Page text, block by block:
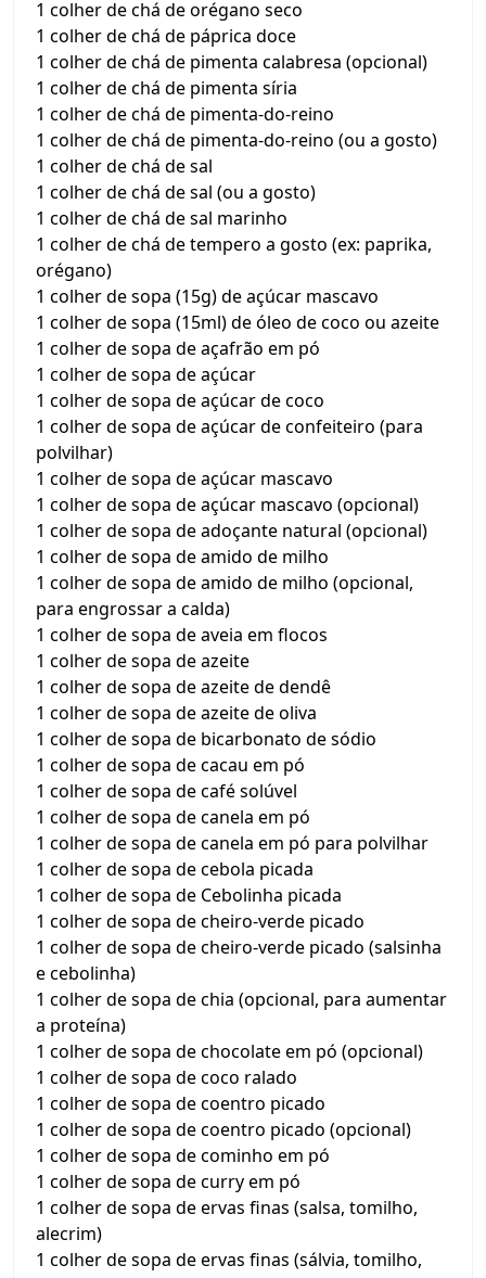
1 colher de chá de orégano seco
1 colher de chá de páprica doce
1 colher de chá de pimenta calabresa (opcional)
1 colher de chá de pimenta síria
1 colher de chá de pimenta-do-reino
1 colher de chá de pimenta-do-reino (ou a gosto)
1 colher de chá de sal
1 colher de chá de sal (ou a gosto)
1 colher de chá de sal marinho
1 colher de chá de tempero a gosto (ex: paprika,
orégano)
1 colher de sopa (15g) de açúcar mascavo
1 colher de sopa (15ml) de óleo de coco ou azeite
1 colher de sopa de açafrão em pó
1 colher de sopa de açúcar
1 colher de sopa de açúcar de coco
1 colher de sopa de açúcar de confeiteiro (para
polvilhar)
1 colher de sopa de açúcar mascavo
1 colher de sopa de açúcar mascavo (opcional)
1 colher de sopa de adoçante natural (opcional)
1 colher de sopa de amido de milho
1 colher de sopa de amido de milho (opcional,
para engrossar a calda)
1 colher de sopa de aveia em flocos
1 colher de sopa de azeite
1 colher de sopa de azeite de dendê
1 colher de sopa de azeite de oliva
1 colher de sopa de bicarbonato de sódio
1 colher de sopa de cacau em pó
1 colher de sopa de café solúvel
1 colher de sopa de canela em pó
1 colher de sopa de canela em pó para polvilhar
1 colher de sopa de cebola picada
1 colher de sopa de Cebolinha picada
1 colher de sopa de cheiro-verde picado
1 colher de sopa de cheiro-verde picado (salsinha
e cebolinha)
1 colher de sopa de chia (opcional, para aumentar
a proteína)
1 colher de sopa de chocolate em pó (opcional)
1 colher de sopa de coco ralado
1 colher de sopa de coentro picado
1 colher de sopa de coentro picado (opcional)
1 colher de sopa de cominho em pó
1 colher de sopa de curry em pó
1 colher de sopa de ervas finas (salsa, tomilho,
alecrim)
1 colher de sopa de ervas finas (sálvia, tomilho,